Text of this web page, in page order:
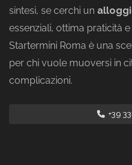
sintesi, se cerchi un
essenziali, ottima praticità
Startermini Roma è una
per chi vuole muoversi in
complicazioni.
+39